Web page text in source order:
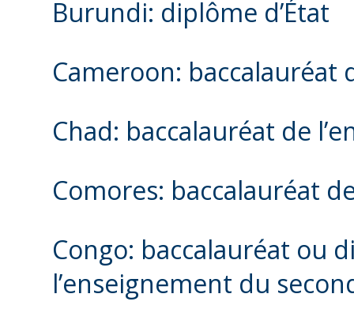
Burundi: diplôme d’État
Cameroon: baccalauréat
Chad: baccalauréat de
Comores: baccalauréat
Congo: baccalauréat ou
l’enseignement du